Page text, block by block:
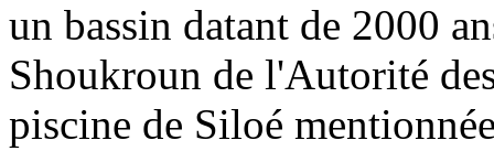
un bassin datant de 2000
Shoukroun de l'Autorité
piscine de Siloé